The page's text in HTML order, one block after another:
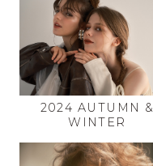
2024 AUTUMN &
WINTER